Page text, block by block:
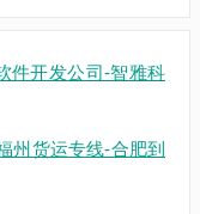
件开发公司-智雅科
州货运专线-合肥到